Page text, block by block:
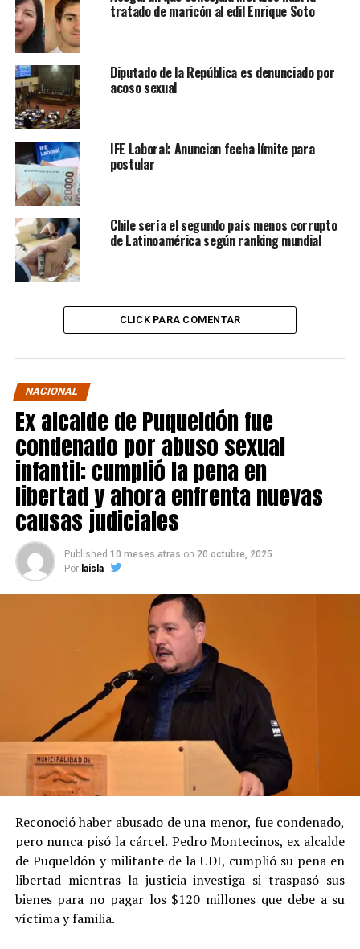
tratado de maricón al edil Enrique Soto
Diputado de la República es denunciado por
acoso sexual
IFE Laboral: Anuncian fecha límite para
postular
Chile sería el segundo país menos corrupto
de Latinoamérica según ranking mundial
CLICK PARA COMENTAR
NACIONAL
Ex alcalde de Puqueldón fue
condenado por abuso sexual
infantil: cumplió la pena en
libertad y ahora enfrenta nuevas
causas judiciales
Published 10 meses atras on 20 octubre, 2025
Por laisla
Reconoció haber abusado de una menor, fue condenado,
pero nunca pisó la cárcel. Pedro Montecinos, ex alcalde
de Puqueldón y militante de la UDI, cumplió su pena en
libertad mientras la justicia investiga si traspasó sus
bienes para no pagar los $120 millones que debe a su
víctima y familia.